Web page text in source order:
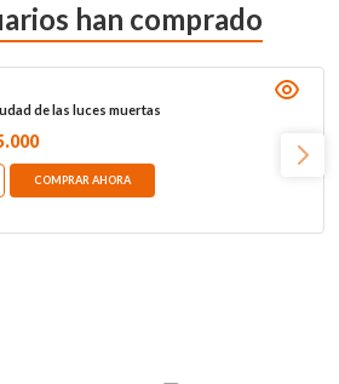
han comprado
de las luces muertas
.000
COMPRAR AHORA